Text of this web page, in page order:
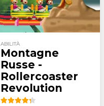
ABILITÀ
Montagne
Russe -
Rollercoaster
Revolution